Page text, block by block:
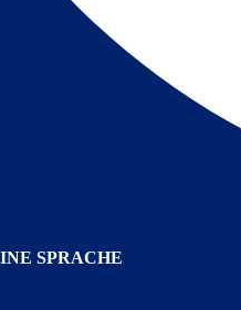
SPRACHE